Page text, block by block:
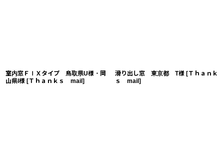
室内窓ＦＩＸタイプ 鳥取県U様・岡
山県I様 [Ｔｈａｎｋｓ mail ]
滑り出し窓 東京都 T様 [Ｔｈａｎｋ
ｓ mail ]